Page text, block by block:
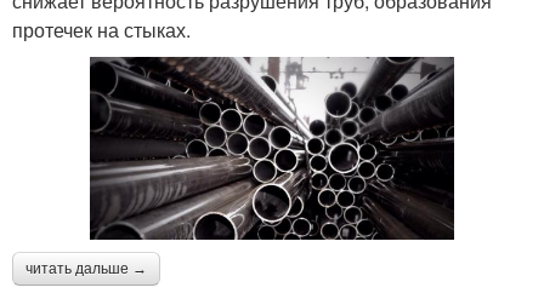
протечек на стыках.
читать дальше →